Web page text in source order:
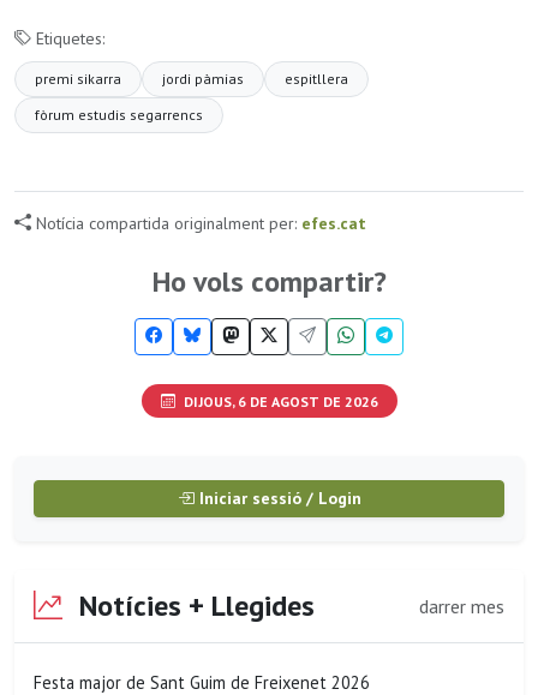
Etiquetes:
premi sikarra jordi pàmias
espitllera
fòrum estudis segarrencs
Notícia compartida originalment per: efes.cat
Ho vols compartir?
DIJOUS, 6 DE AGOST DE 2026
Iniciar sessió / Login
Notícies + Llegides darrer mes
Festa major de Sant Guim de Freixenet 2026